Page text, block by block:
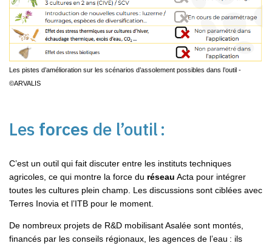
Les pistes d’amélioration sur les scénarios d’assolement possibles dans l’outil -
©ARVALIS
Les forces de l’outil :
C’est un outil qui fait discuter entre les instituts techniques
agricoles, ce qui montre la force du réseau Acta pour intégrer
toutes les cultures plein champ. Les discussions sont ciblées avec
Terres Inovia et l’ITB pour le moment.
De nombreux projets de R&D mobilisant Asalée sont montés,
financés par les conseils régionaux, les agences de l’eau : ils